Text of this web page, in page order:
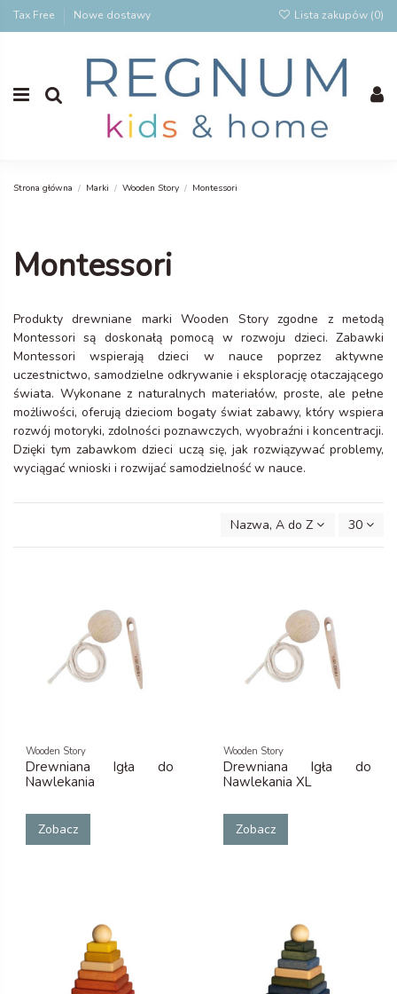
Tax Free Nowe dostawy Lista zakupów (0)
Strona główna Marki Wooden Story Montessori
Montessori
Produkty drewniane marki Wooden Story zgodne z metodą
Montessori są doskonałą pomocą w rozwoju dzieci. Zabawki
Montessori wspierają dzieci w nauce poprzez aktywne
uczestnictwo, samodzielne odkrywanie i eksplorację otaczającego
świata. Wykonane z naturalnych materiałów, proste, ale pełne
możliwości, oferują dzieciom bogaty świat zabawy, który wspiera
rozwój motoryki, zdolności poznawczych, wyobraźni i koncentracji.
Dzięki tym zabawkom dzieci uczą się, jak rozwiązywać problemy,
wyciągać wnioski i rozwijać samodzielność w nauce.
Nazwa, A do Z 30
Wooden Story
Drewniana Igła do
Nawlekania
Zobacz
Wooden Story
Drewniana Igła do
Nawlekania XL
Zobacz